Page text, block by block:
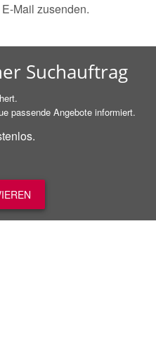
Mail zusenden.
Suchauftrag
passende Angebote informiert.